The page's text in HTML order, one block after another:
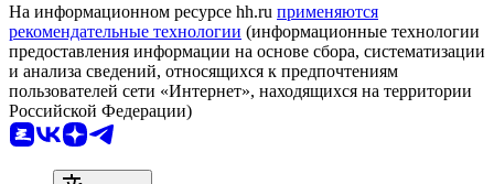
На информационном ресурсе hh.ru применяются
рекомендательные технологии (информационные технологии
предоставления информации на основе сбора, систематизации
и анализа сведений, относящихся к предпочтениям
пользователей сети «Интернет», находящихся на территории
Российской Федерации)